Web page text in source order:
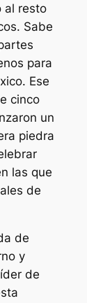
al resto
Sabe
para
Ese
cinco
un
piedra
las que
de
de
y
de